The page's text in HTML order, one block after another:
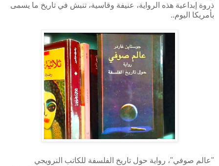
ذروة إبداعية هذه الرواية، عنيفة وقاسية، تنبش في تاريخ ما يسمى
بأمريكا اليوم..
"عالم صوفي"، رواية حول تاريخ الفلسفة للكاتب النرويجي